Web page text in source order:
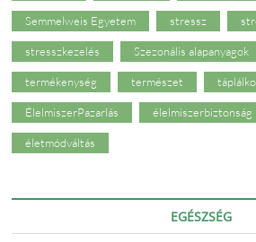
Semmelweis Egyetem stressz
stresszkezelés Szezonális alapanyagok
termékenység természet
ÉlelmiszerPazarlás élelmiszerbiztonság
életmódváltás
EGÉSZSÉG